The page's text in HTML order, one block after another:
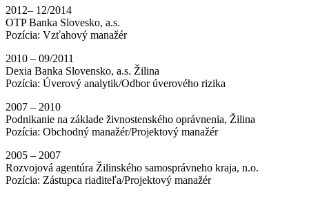
2012– 12/2014
OTP Banka Slovesko, a.s.
Pozícia: Vzťahový manažér
2010 – 09/2011
Dexia Banka Slovensko, a.s. Žilina
Pozícia: Úverový analytik/Odbor úverového rizika
2007 – 2010
Podnikanie na základe živnostenského oprávnenia, Žilina
Pozícia: Obchodný manažér/Projektový manažér
2005 – 2007
Rozvojová agentúra Žilinského samosprávneho kraja, n.o.
Pozícia: Zástupca riaditeľa/Projektový manažér